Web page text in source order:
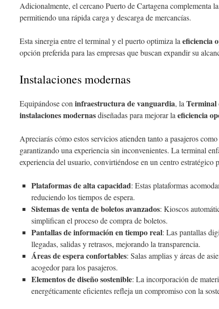
Adicionalmente, el cercano Puerto de Cartagena complementa
permitiendo una rápida carga y descarga de mercancías.
Esta sinergia entre el terminal y el puerto optimiza la eficiencia
opción preferida para las empresas que buscan expandir su
Instalaciones modernas
Equipándose con infraestructura de vanguardia, la Terminal
instalaciones modernasdiseñadas para mejorar la eficiencia
Apreciarás cómo estos servicios atienden tanto a pasajeros
garantizando una experiencia sin inconvenientes. La terminal
experiencia del usuario, convirtiéndose en un centro estratégico
Plataformas de alta capacidad: Estas plataformas
reduciendo los tiempos de espera.
Sistemas de venta de boletos avanzados: Kioscos
simplifican el proceso de compra de boletos.
Pantallas de información en tiempo real: Las pantallas
llegadas, salidas y retrasos, mejorando la transparencia.
Áreas de espera confortables: Salas amplias y áreas de
acogedor para los pasajeros.
Elementos de diseño sostenible: La incorporación de
energéticamente eficientes refleja un compromiso con la